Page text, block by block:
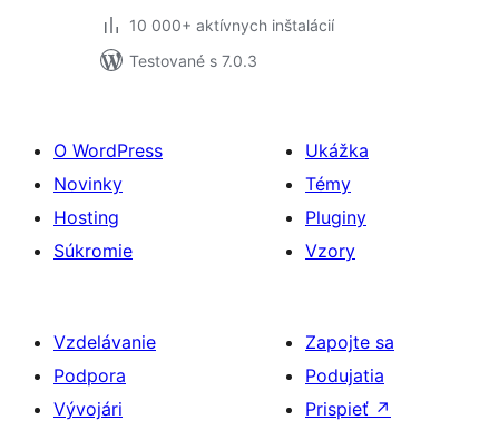
10 000+ aktívnych inštalácií
Testované s 7.0.3
O WordPress
Novinky
Hosting
Súkromie
Ukážka
Témy
Pluginy
Vzory
Vzdelávanie
Podpora
Vývojári
Zapojte sa
Podujatia
Prispieť ↗